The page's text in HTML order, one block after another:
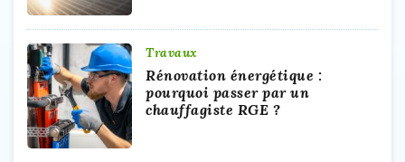
Travaux
Rénovation énergétique :
pourquoi passer par un
chauffagiste RGE ?